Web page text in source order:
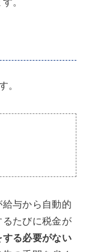
。
与から自動的
たびに税金が
する必要がない